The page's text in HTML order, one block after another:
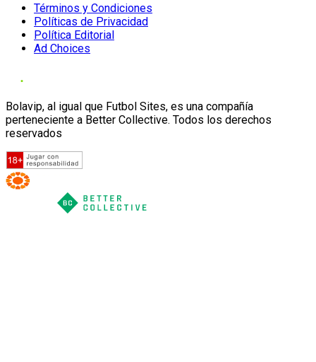
Términos y Condiciones
Políticas de Privacidad
Política Editorial
Ad Choices
Bolavip, al igual que Futbol Sites, es una compañía
perteneciente a Better Collective. Todos los derechos
reservados